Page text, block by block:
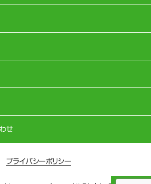
せ
プライバシーポリシー